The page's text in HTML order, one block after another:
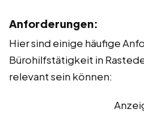
Anforderungen:
Hier sind einige häufige
Bürohilfstätigkeit in
relevant sein können: